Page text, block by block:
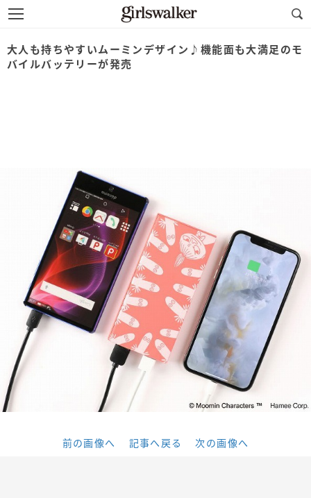
大人も持ちやすいムーミンデザイン♪機能面も大満足のモ
バイルバッテリーが発売
前の画像へ 記事へ戻る 次の画像へ